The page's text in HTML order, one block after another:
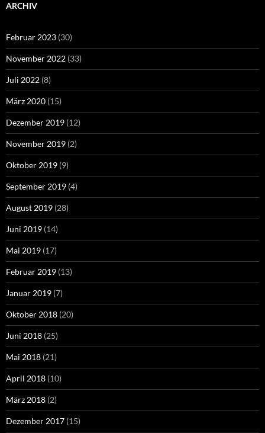
ARCHIV
Februar 2023 (30)
November 2022 (33)
Juli 2022 (8)
März 2020 (15)
Dezember 2019 (12)
November 2019 (2)
Oktober 2019 (9)
September 2019 (4)
August 2019 (28)
Juni 2019 (14)
Mai 2019 (17)
Februar 2019 (13)
Januar 2019 (7)
Oktober 2018 (20)
Juni 2018 (25)
Mai 2018 (21)
April 2018 (10)
März 2018 (2)
Dezember 2017 (15)